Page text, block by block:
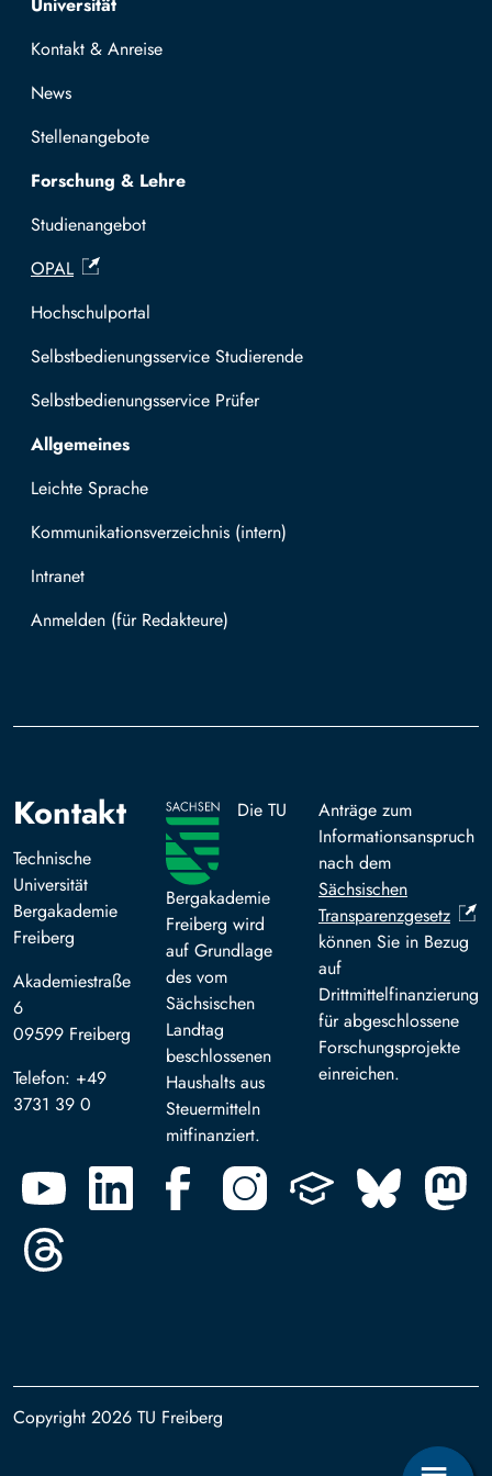
Kontakt & Anreise
News
Stellenangebote
Forschung & Lehre
Studienangebot
OPAL
Hochschulportal
Selbstbedienungsservice Studierende
Selbstbedienungsservice Prüfer
Allgemeines
Leichte Sprache
Kommunikationsverzeichnis (intern)
Intranet
Mit TUBAF Login anmelden
Kontakt
Technische
Universität
Bergakademie
Freiberg
Akademiestraße
6
09599 Freiberg
Telefon: +49
3731 39 0
Die TU
Bergakademie
Freiberg wird
auf Grundlage
des vom
Sächsischen
Landtag
beschlossenen
Haushalts aus
Steuermitteln
mitfinanziert.
Anträge zum
Informationsanspruch
nach dem
Sächsischen
Transparenzgesetz
können Sie in Bezug
auf
Drittmittelfinanzierung
für abgeschlossene
Forschungsprojekte
einreichen.
Copyright 2026 TU Freiberg